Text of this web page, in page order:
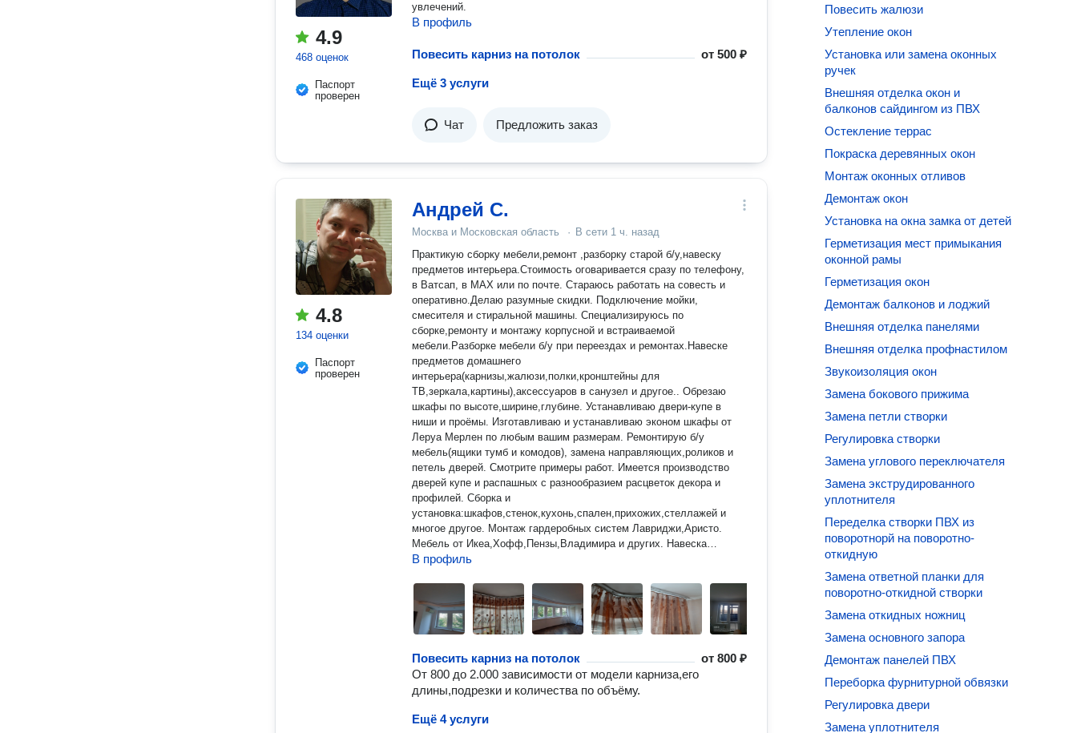
4.9
468 оценок
Паспорт
проверен
увлечений.
В профиль
Повесить карниз на потолок от500 ₽
Ещё 3 услуги
Чат Предложить заказ
4.8
134 оценки
Паспорт
проверен
Андрей С.
Москва и Московская область · В сети 1 ч. назад
Практикую сборку мебели,ремонт ,разборку старой б/у,навеску
предметов интерьера.Стоимость оговаривается сразу по телефону,
в Ватсап, в МАХ или по почте. Стараюсь работать на совесть и
оперативно.Делаю разумные скидки. Подключение мойки,
смесителя и стиральной машины. Специализируюсь по
сборке,ремонту и монтажу корпусной и встраиваемой
мебели.Разборке мебели б/у при переездах и ремонтах.Навеске
предметов домашнего
интерьера(карнизы,жалюзи,полки,кронштейны для
ТВ,зеркала,картины),аксессуаров в санузел и другое.. Обрезаю
шкафы по высоте,ширине,глубине. Устанавливаю двери-купе в
ниши и проёмы. Изготавливаю и устанавливаю эконом шкафы от
Леруа Мерлен по любым вашим размерам. Ремонтирую б/у
мебель(ящики тумб и комодов), замена направляющих,роликов и
петель дверей. Смотрите примеры работ. Имеется производство
дверей купе и распашных с разнообразием расцветок декора и
профилей. Сборка и
установка:шкафов,стенок,кухонь,спален,прихожих,стеллажей и
многое другое. Монтаж гардеробных систем Лавриджи,Аристо.
Мебель от Икеа,Хофф,Пензы,Владимира и других. Навеска
предметов декора(карнизы,жалюзи,полки,кронштейны для
мебель(столы,тумбы,кресла руководителя,шкафы для одежды и
документов).
В профиль
Повесить карниз на потолок от800 ₽
От 800 до 2.000 зависимости от модели карниза,его
длины,подрезки и количества по объёму.
Ещё 4 услуги
Повесить жалюзи
Утепление окон
Установка или замена оконных
ручек
Внешняя отделка окон и
балконов сайдингом из ПВХ
Остекление террас
Покраска деревянных окон
Монтаж оконных отливов
Демонтаж окон
Установка на окна замка от детей
Герметизация мест примыкания
оконной рамы
Герметизация окон
Демонтаж балконов и лоджий
Внешняя отделка панелями
Внешняя отделка профнастилом
Звукоизоляция окон
Замена бокового прижима
Замена петли створки
Регулировка створки
Замена углового переключателя
Замена экструдированного
уплотнителя
Переделка створки ПВХ из
поворотнорй на поворотно-
откидную
Замена ответной планки для
поворотно-откидной створки
Замена откидных ножниц
Замена основного запора
Демонтаж панелей ПВХ
Переборка фурнитурной обвязки
Регулировка двери
Замена уплотнителя